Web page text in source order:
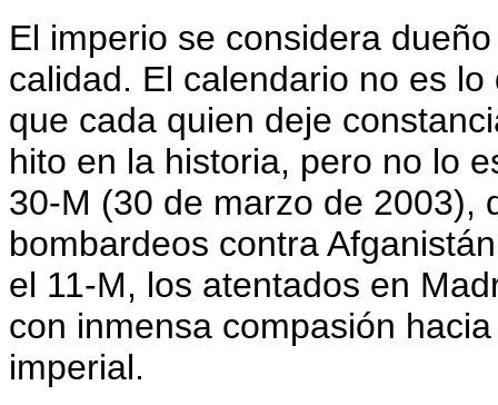
El imperio se considera
calidad. El calendario no es
que cada quien deje
hito en la historia, pero no lo
30-M (30 de marzo de 2003),
bombardeos contra
el 11-M, los atentados en
con inmensa compasión
imperial.